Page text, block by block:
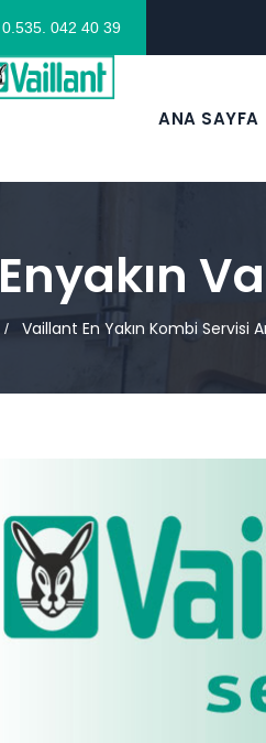
0.535. 042 40 39
ANA SAYFA
Enyakın
/ Vaillant En Yakın Kombi Servisi